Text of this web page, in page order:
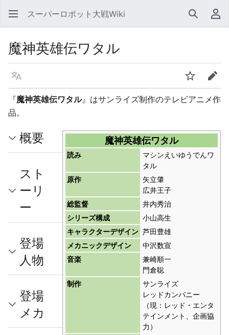
スーパーロボット大戦Wiki 検索 利
魔神英雄伝ワタル
言語 ウォッチ編集
『魔神英雄伝ワタル』はサンライズ制作のテレビアニメ作
品。
魔神英雄伝ワタル
読み
マシンえいゆうでんワ
タル
原作
矢立肇
広井王子
総監督
井内秀治
シリーズ構成
小山高生
キャラクターデザイン 芦田豊雄
メカニックデザイン
中沢数宣
音楽
兼崎順一
門倉聡
制作
サンライズ
レッドカンパニー
（現：レッド・エンタ
テインメント、企画協
力）
概要
スト
ーリ
ー
登場
人物
登場
メカ